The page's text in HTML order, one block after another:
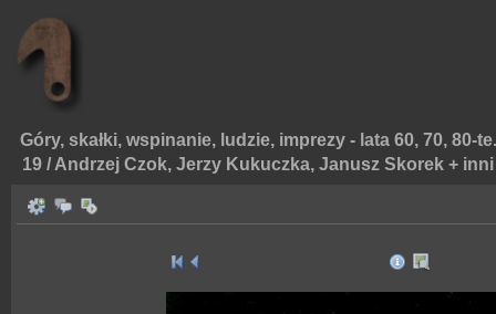
Góry, skałki, wspinanie, ludzie, imprezy - lata 60, 70, 80-te.
19 / Andrzej Czok, Jerzy Kukuczka, Janusz Skorek +